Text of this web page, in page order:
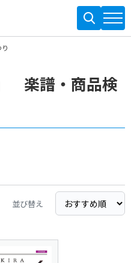
楽譜・商品検
並び替え